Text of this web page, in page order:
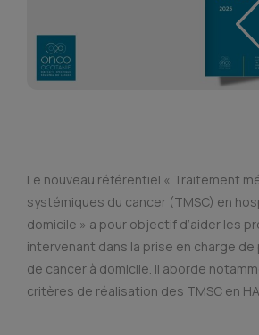
Le nouveau référentiel « Traitement
systémiques du cancer (TMSC) en
domicile » a pour objectif d’aider les
intervenant dans la prise en charge
de cancer à domicile. Il aborde
critères de réalisation des TMSC en